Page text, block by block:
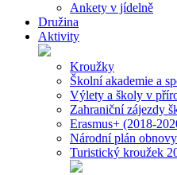
Ankety v jídelně
Družina
Aktivity
Kroužky
Školní akademie a
Výlety a školy v
Zahraniční zájezdy
Erasmus+ (2018-
Národní plán obnovy
Turistický kroužek